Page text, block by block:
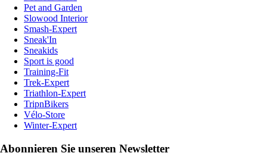
Pet and Garden
Slowood Interior
Smash-Expert
Sneak'In
Sneakids
Sport is good
Training-Fit
Trek-Expert
Triathlon-Expert
TripnBikers
Vélo-Store
Winter-Expert
Abonnieren Sie unseren Newsletter